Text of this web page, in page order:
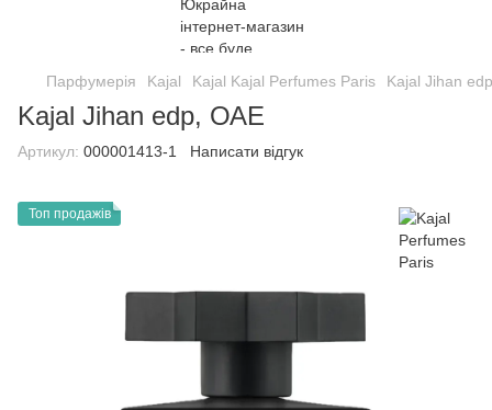
Парфумерія Kajal Kajal Kajal Perfumes Paris Kajal Jihan
Kajal Jihan edp, ОАЕ
Артикул: 000001413-1 Написати відгук
Топ продажів